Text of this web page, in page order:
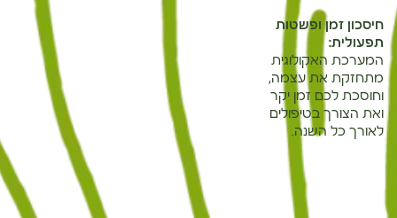
חיסכון זמן ופשטות
תפעולית:
המערכת האקולוגית
מתחזקת את עצמה,
וחוסכת לכם זמן יקר
ואת הצורך בטיפולים
לאורך כל השנה.